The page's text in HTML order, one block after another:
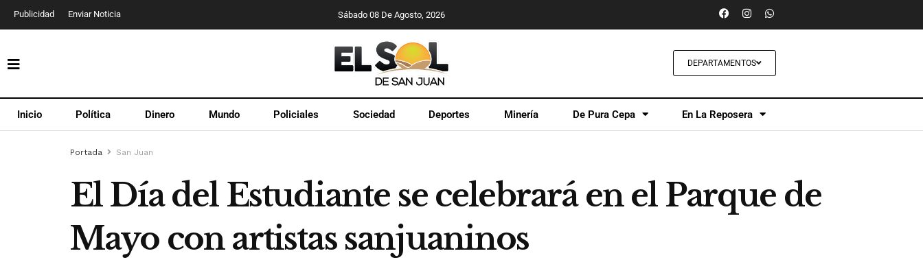
Publicidad Enviar Noticia Sábado 08 De Agosto, 2026
DEPARTAMENTOS
Inicio Política Dinero Mundo Policiales Sociedad Deportes Minería De Pura Cepa En La Reposera
Portada San Juan
El Día del Estudiante se celebrará en el Parque de
Mayo con artistas sanjuaninos